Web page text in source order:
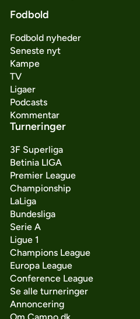
Fodbold
Fodbold nyheder
Seneste nyt
Kampe
TV
Ligaer
Podcasts
Kommentar
Turneringer
3F Superliga
Betinia LIGA
Premier League
Championship
LaLiga
Bundesliga
Serie A
Ligue 1
Champions League
Europa League
Conference League
Se alle turneringer
Annoncering